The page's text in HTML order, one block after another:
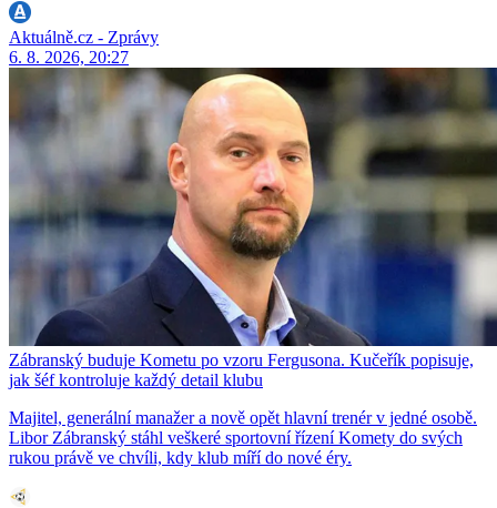
Aktuálně.cz - Zprávy
6. 8. 2026, 20:27
Zábranský buduje Kometu po vzoru Fergusona. Kučeřík popisuje,
jak šéf kontroluje každý detail klubu
Majitel, generální manažer a nově opět hlavní trenér v jedné osobě.
Libor Zábranský stáhl veškeré sportovní řízení Komety do svých
rukou právě ve chvíli, kdy klub míří do nové éry.